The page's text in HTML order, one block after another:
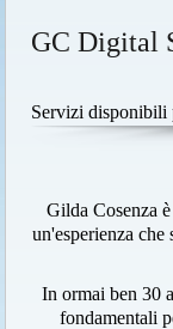
GC Digital
Servizi disponibili
Gilda Cosenza
un'esperienza che
In ormai ben 30
fondamentali